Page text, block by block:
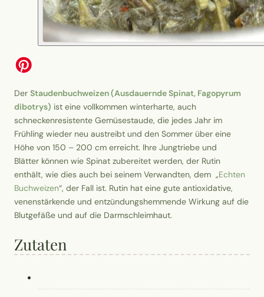
Der Staudenbuchweizen (Ausdauernde Spinat, Fagopyrum
dibotrys) ist eine vollkommen winterharte, auch
schneckenresistente Gemüsestaude, die jedes Jahr im
Frühling wieder neu austreibt und den Sommer über eine
Höhe von 150 – 200 cm erreicht. Ihre Jungtriebe und
Blätter können wie Spinat zubereitet werden, der Rutin
enthält, wie dies auch bei seinem Verwandten, dem „Echten
Buchweizen“, der Fall ist. Rutin hat eine gute antioxidative,
venenstärkende und entzündungshemmende Wirkung auf die
Blutgefäße und auf die Darmschleimhaut.
Zutaten